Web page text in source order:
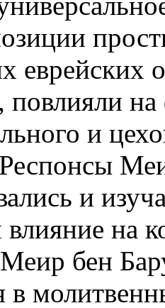
повлияли
и
и
влияние на
бен
в